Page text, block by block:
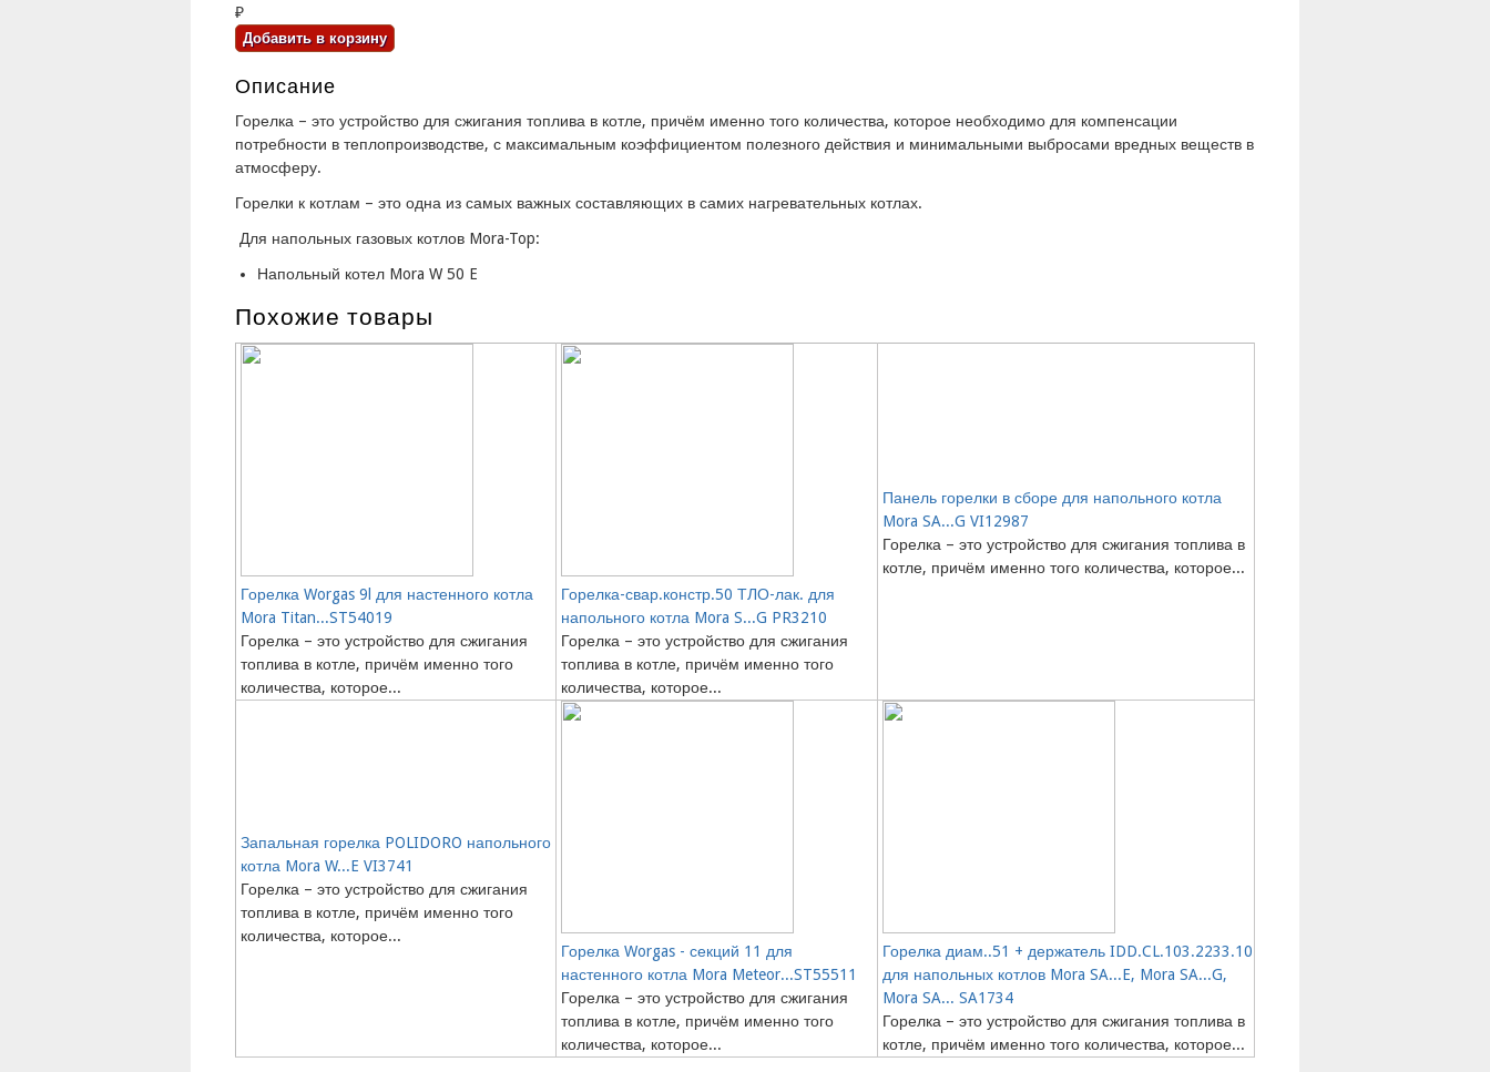
₽
Описание
Горелка – это устройство для сжигания топлива в котле, причём именно того количества, которое необходимо для компенсации
потребности в теплопроизводстве, с максимальным коэффициентом полезного действия и минимальными выбросами вредных веществ в
атмосферу.
Горелки к котлам – это одна из самых важных составляющих в самих нагревательных котлах.
Для напольных газовых котлов Mora-Top:
Напольный котел Mora W 50 E
Похожие товары
Горелка Worgas 9l для настенного котла
Mora Titan...ST54019
Горелка – это устройство для сжигания
топлива в котле, причём именно того
количества, которое...
Горелка-свар.констр.50 ТЛО-лак. для
напольного котла Mora S...G PR3210
Горелка – это устройство для сжигания
топлива в котле, причём именно того
количества, которое...
Панель горелки в сборе для напольного котла
Mora SA...G VI12987
Горелка – это устройство для сжигания топлива в
котле, причём именно того количества, которое...
Запальная горелка POLIDORO напольного
котла Mora W...E VI3741
Горелка – это устройство для сжигания
топлива в котле, причём именно того
количества, которое...
Горелка Worgas - секций 11 для
настенного котла Mora Meteor...ST55511
Горелка – это устройство для сжигания
топлива в котле, причём именно того
количества, которое...
Горелка диам..51 + держатель IDD.CL.103.2233.10
для напольных котлов Mora SA...E, Mora SA...G,
Mora SA... SA1734
Горелка – это устройство для сжигания топлива в
котле, причём именно того количества, которое...